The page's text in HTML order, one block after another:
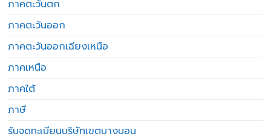
ภาคตะวันตก
ภาคตะวันออก
ภาคตะวันออกเฉียงเหนือ
ภาคเหนือ
ภาคใต้
ภาษี
รับจดทะเบียนบริษัทเขตบางบอน